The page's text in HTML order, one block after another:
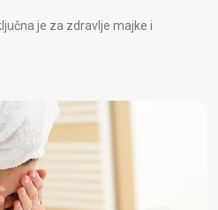
je za zdravlje majke i